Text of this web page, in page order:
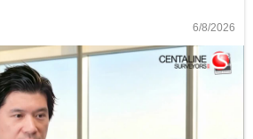
6/8/2026